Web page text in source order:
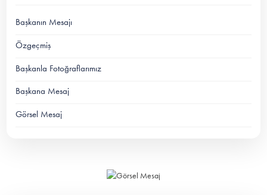
Başkanın Mesajı
Özgeçmiş
Başkanla Fotoğraflarımız
Başkana Mesaj
Görsel Mesaj